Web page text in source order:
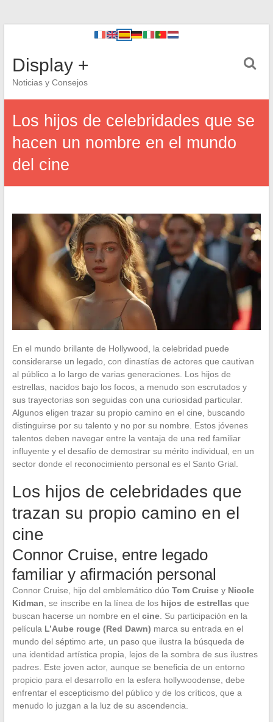
Display +
Noticias y Consejos
Los hijos de celebridades que se
hacen un nombre en el mundo
del cine
En el mundo brillante de Hollywood, la celebridad puede
considerarse un legado, con dinastías de actores que cautivan
al público a lo largo de varias generaciones. Los hijos de
estrellas, nacidos bajo los focos, a menudo son escrutados y
sus trayectorias son seguidas con una curiosidad particular.
Algunos eligen trazar su propio camino en el cine, buscando
distinguirse por su talento y no por su nombre. Estos jóvenes
talentos deben navegar entre la ventaja de una red familiar
influyente y el desafío de demostrar su mérito individual, en un
sector donde el reconocimiento personal es el Santo Grial.
Los hijos de celebridades que
trazan su propio camino en el
cine
Connor Cruise, entre legado
familiar y afirmación personal
Connor Cruise, hijo del emblemático dúo Tom Cruisey Nicole
Kidman , se inscribe en la línea de los hijos de estrellas que
buscan hacerse un nombre en el cine. Su participación en la
película L’Aube rouge (Red Dawn) marca su entrada en el
mundo del séptimo arte, un paso que ilustra la búsqueda de
una identidad artística propia, lejos de la sombra de sus ilustres
padres. Este joven actor, aunque se beneficia de un entorno
propicio para el desarrollo en la esfera hollywoodense, debe
enfrentar el escepticismo del público y de los críticos, que a
menudo lo juzgan a la luz de su ascendencia.